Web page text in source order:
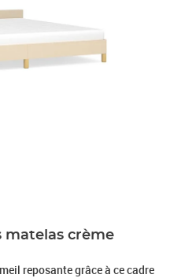
matelas crème
reposante grâce à ce cadre